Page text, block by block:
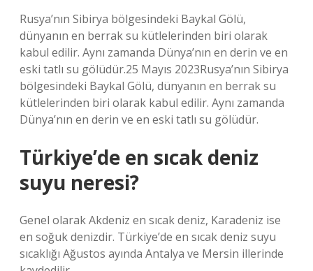
Rusya’nın Sibirya bölgesindeki Baykal Gölü,
dünyanın en berrak su kütlelerinden biri olarak
kabul edilir. Aynı zamanda Dünya’nın en derin ve en
eski tatlı su gölüdür.25 Mayıs 2023Rusya’nın Sibirya
bölgesindeki Baykal Gölü, dünyanın en berrak su
kütlelerinden biri olarak kabul edilir. Aynı zamanda
Dünya’nın en derin ve en eski tatlı su gölüdür.
Türkiye’de en sıcak deniz
suyu neresi?
Genel olarak Akdeniz en sıcak deniz, Karadeniz ise
en soğuk denizdir. Türkiye’de en sıcak deniz suyu
sıcaklığı Ağustos ayında Antalya ve Mersin illerinde